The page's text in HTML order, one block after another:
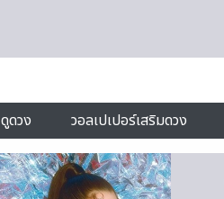
ดูดวง วอลเปเปอร์เสริมดวง